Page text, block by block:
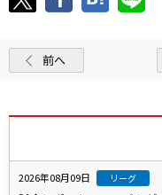
前へ
2026年08月09日 リーグ